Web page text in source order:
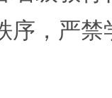
序，严禁